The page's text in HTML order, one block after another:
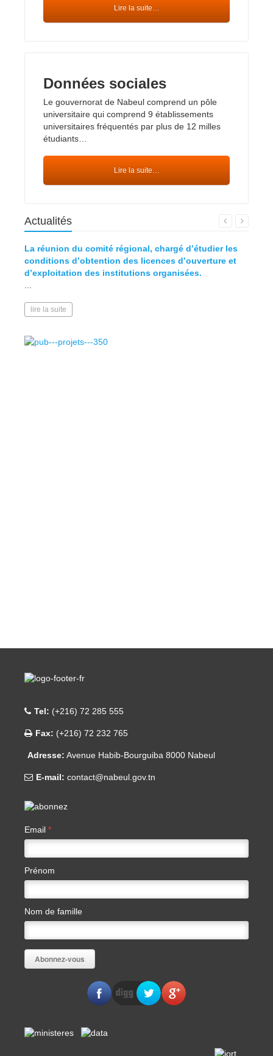
Lire la suite…
Données sociales
Le gouvernorat de Nabeul comprend un pôle
universitaire qui comprend 9 établissements
universitaires fréquentés par plus de 12 milles
étudiants…
Lire la suite…
Actualités
La réunion du comité régional, chargé d’étudier les
conditions d’obtention des licences d’ouverture et
d’exploitation des institutions organisées.
lire la suite
Tel: (+216) 72 285 555
Fax: (+216) 72 232 765
Adresse: Avenue Habib-Bourguiba 8000 Nabeul
E-mail: contact@nabeul.gov.tn
Email *
Prénom
Nom de famille